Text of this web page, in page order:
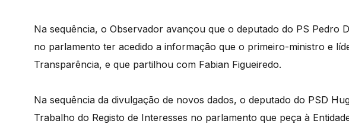
Na sequência, o Observador avançou que o deputado do PS Pedro
no parlamento ter acedido a informação que o primeiro-ministro e
Transparência, e que partilhou com Fabian Figueiredo.
Na sequência da divulgação de novos dados, o deputado do PSD
Trabalho do Registo de Interesses no parlamento que peça à